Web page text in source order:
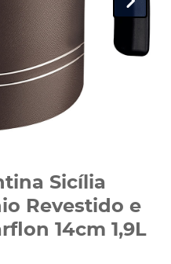
Sicília
Revestido e
14cm 1,9L